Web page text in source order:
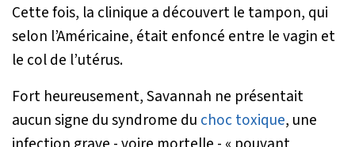
Cette fois, la clinique a découvert le tampon, qui
selon l’Américaine, était enfoncé entre le vagin et
le col de l’utérus.
Fort heureusement, Savannah ne présentait
aucun signe du syndrome du choc toxique, une